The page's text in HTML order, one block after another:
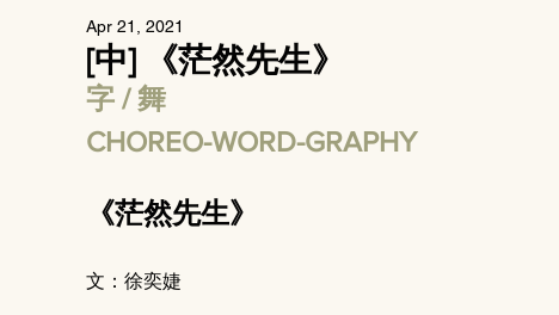
[中] 《茫然先生》
Apr 21, 2021
字 / 舞
CHOREO-WORD-GRAPHY
《茫然先生》
文：徐奕婕